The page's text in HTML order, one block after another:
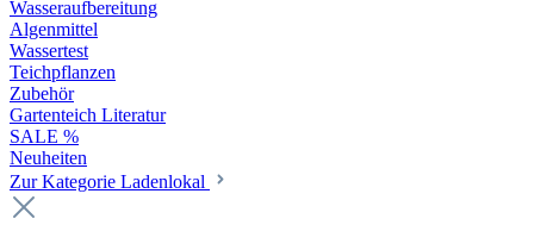
Wasseraufbereitung
Algenmittel
Wassertest
Teichpflanzen
Zubehör
Gartenteich Literatur
SALE %
Neuheiten
Zur Kategorie Ladenlokal